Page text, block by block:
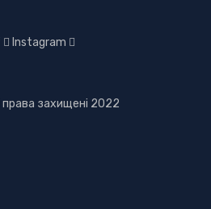
Instagram
права захищені 2022